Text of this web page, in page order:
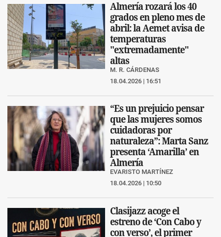
Almería rozará los 40
grados en pleno mes de
abril: la Aemet avisa de
temperaturas
"extremadamente"
altas
M. R. CÁRDENAS
18.04.2026 | 16:51
“Es un prejuicio pensar
que las mujeres somos
cuidadoras por
naturaleza”: Marta Sanz
presenta ‘Amarilla’ en
Almería
EVARISTO MARTÍNEZ
18.04.2026 | 10:50
Clasijazz acoge el
estreno de ‘Con Cabo y
con verso’, el primer